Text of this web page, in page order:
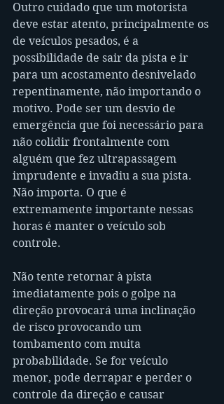
Outro cuidado que um motorista
deve estar atento, principalmente os
de veículos pesados, é a
possibilidade de sair da pista e ir
para um acostamento desnivelado
repentinamente, não importando o
motivo. Pode ser um desvio de
emergência que foi necessário para
não colidir frontalmente com
alguém que fez ultrapassagem
imprudente e invadiu a sua pista.
Não importa. O que é
extremamente importante nessas
horas é manter o veículo sob
controle.
Não tente retornar à pista
imediatamente pois o golpe na
direção provocará uma inclinação
de risco provocando um
tombamento com muita
probabilidade. Se for veículo
menor, pode derrapar e perder o
controle da direção e causar